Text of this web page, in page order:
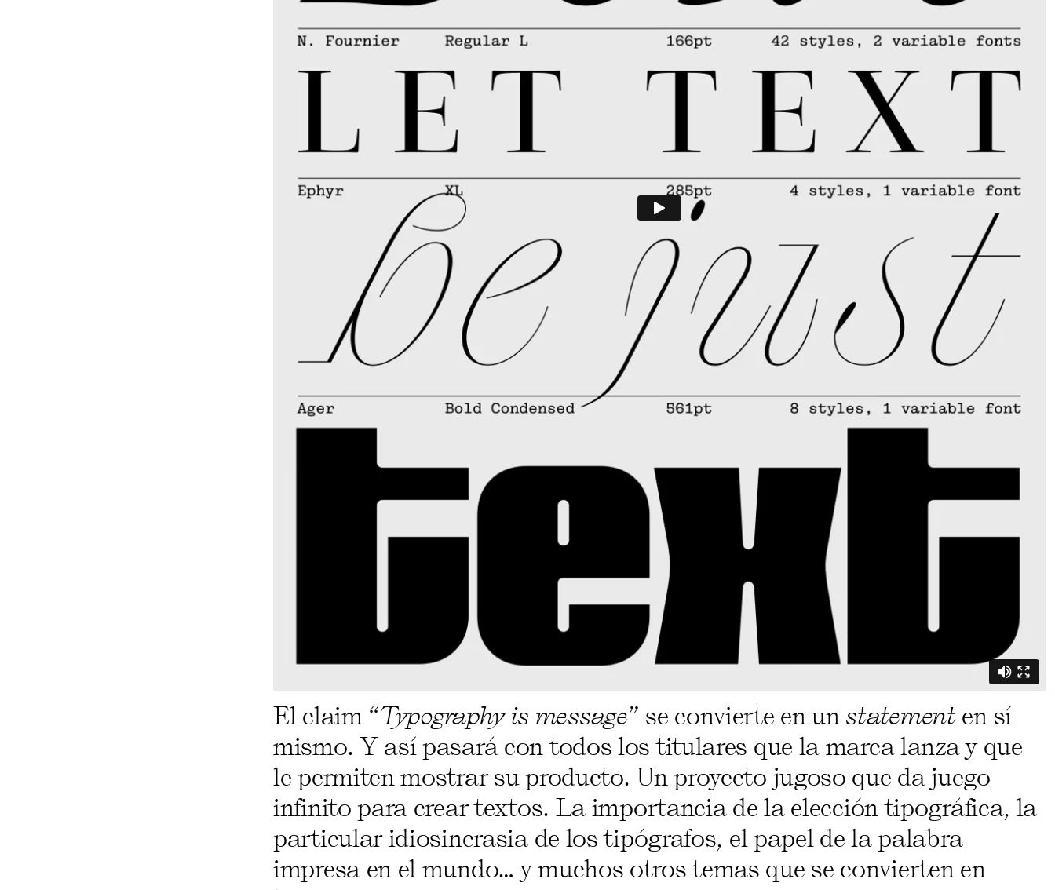
El claim “Typography is message” se convierte en un statementen sí
mismo. Y así pasará con todos los titulares que la marca lanza y que
le permiten mostrar su producto. Un proyecto jugoso que da juego
infinito para crear textos. La importancia de la elección tipográfica, la
particular idiosincrasia de los tipógrafos, el papel de la palabra
impresa en el mundo… y muchos otros temas que se convierten en